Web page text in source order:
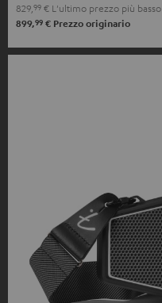
829, 99 € L'ultimo prezzo più basso
899,99 € Prezzo originario